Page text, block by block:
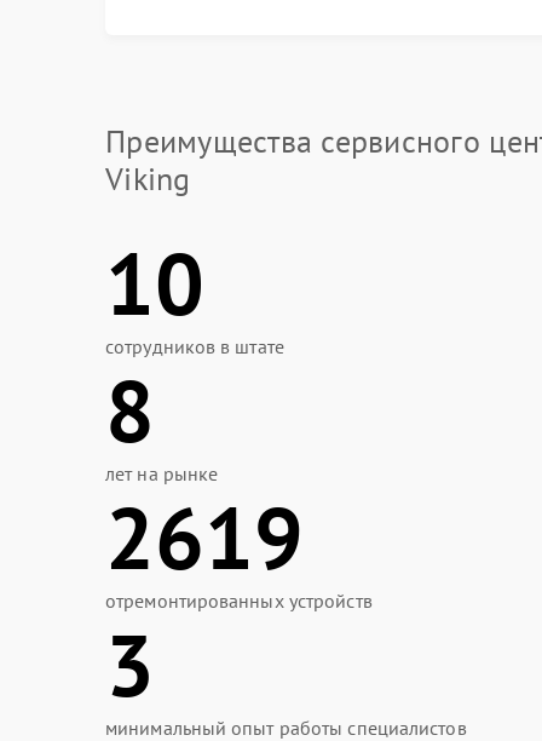
Преимущества сервисного
Viking
10
сотрудников в штате
8
лет на рынке
2619
отремонтированных устройств
3
минимальный опыт работы специалистов